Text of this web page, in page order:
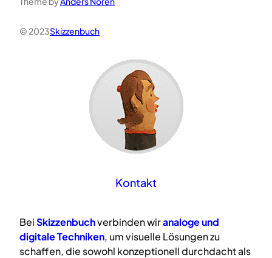
© 2023Skizzenbuch
Kontakt
BeiSkizzenbuchverbinden wiranalogeund
digitaleTechniken, um visuelle Lösungen zu
schaffen, die sowohl konzeptionell durchdacht als